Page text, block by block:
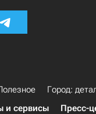
Город:
и сервисы Пресс-